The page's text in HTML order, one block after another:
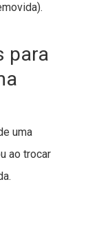
para
uma
ao trocar